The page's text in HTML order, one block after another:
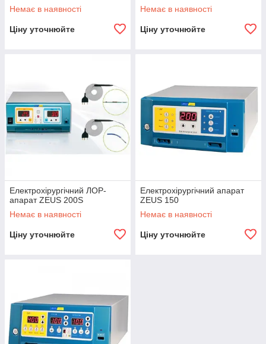
Немає в наявності
Ціну уточнюйте
Немає в наявності
Ціну уточнюйте
Електрохірургічний ЛОР-
апарат ZEUS 200S
Немає в наявності
Ціну уточнюйте
Електрохірургічний апарат
ZEUS 150
Немає в наявності
Ціну уточнюйте